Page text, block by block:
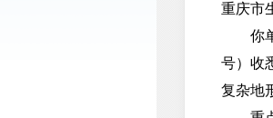
重庆市
你单
号）收
复杂地